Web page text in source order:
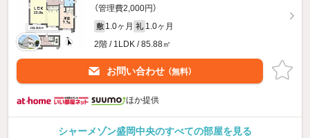
（管理費2,000円）
敷 1.0ヶ月 礼 1.0ヶ月
2階 / 1LDK / 85.88㎡
お問い合わせ （無料）
ほか提供
シャーメゾン盛岡中央のすべての部屋を見る